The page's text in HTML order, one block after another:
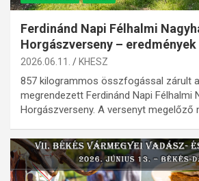
Ferdinánd Napi Félhalmi
Horgászverseny – eredmények
2026.06.11. KHESZ
857 kilogrammos összfogással zárult
megrendezett Ferdinánd Napi Félhalmi
Horgászverseny. A versenyt megelőző